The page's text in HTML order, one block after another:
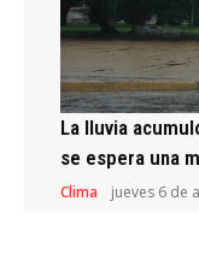
La lluvia
se espera una
Clima jueves 6 de